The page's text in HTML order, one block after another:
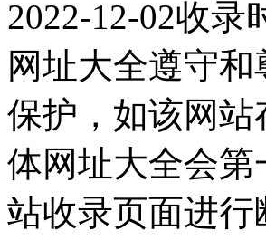
2022-12-02收
网址大全遵守
保护，如该网
体网址大全会
站收录页面进